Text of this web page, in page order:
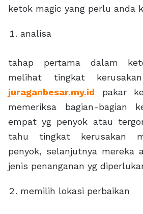
ketok magic yang perlu anda
analisa
tahap pertama dalam
melihat tingkat
juraganbesar.my.id pakar
memeriksa bagian-bagian
empat yg penyok atau
tahu tingkat kerusakan
penyok, selanjutnya mereka
jenis penanganan yg
memilih lokasi perbaikan